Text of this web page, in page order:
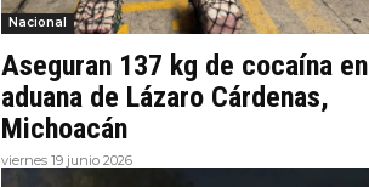
Nacional
Aseguran 137 kg de cocaína en
aduana de Lázaro Cárdenas,
Michoacán
viernes 19 junio 2026